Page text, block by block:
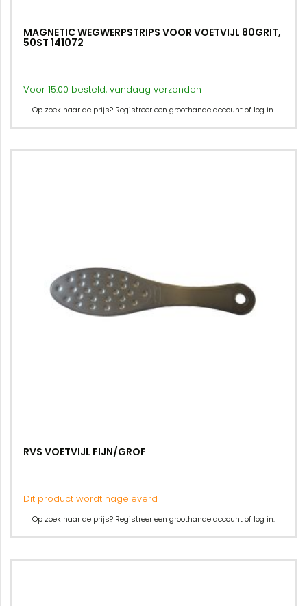
MAGNETIC WEGWERPSTRIPS VOOR VOETVIJL 80GRIT,
50ST 141072
Voor 15:00 besteld, vandaag verzonden
Op zoek naar de prijs? Registreer een groothandelaccount of log in.
RVS VOETVIJL FIJN/GROF
Dit product wordt nageleverd
Op zoek naar de prijs? Registreer een groothandelaccount of log in.